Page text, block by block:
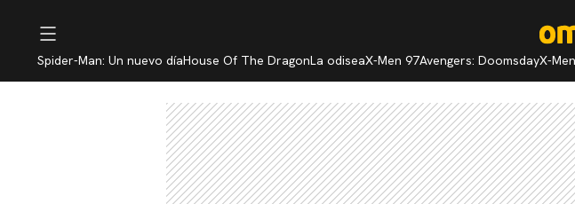
Spider-Man: Un nuevo díaHouse Of The DragonLa odiseaX-Men 97Avengers: DoomsdayX-Men